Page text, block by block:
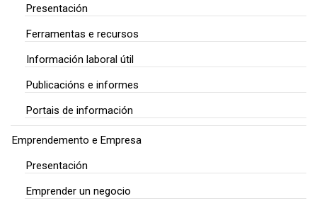
Presentación
Ferramentas e recursos
Información laboral útil
Publicacións e informes
Portais de información
Emprendemento e Empresa
Presentación
Emprender un negocio